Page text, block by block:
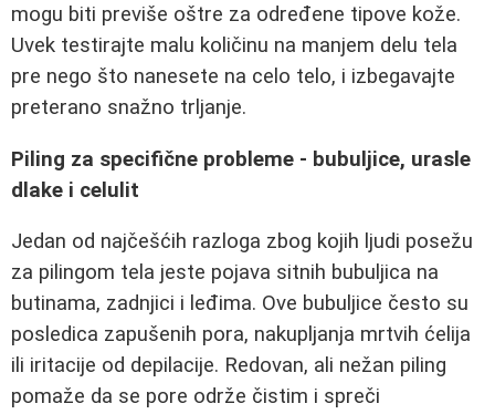
mogu biti previše oštre za određene tipove kože.
Uvek testirajte malu količinu na manjem delu tela
pre nego što nanesete na celo telo, i izbegavajte
preterano snažno trljanje.
Piling za specifične probleme - bubuljice, urasle
dlake i celulit
Jedan od najčešćih razloga zbog kojih ljudi posežu
za pilingom tela jeste pojava sitnih bubuljica na
butinama, zadnjici i leđima. Ove bubuljice često su
posledica zapušenih pora, nakupljanja mrtvih ćelija
ili iritacije od depilacije. Redovan, ali nežan piling
pomaže da se pore održe čistim i spreči